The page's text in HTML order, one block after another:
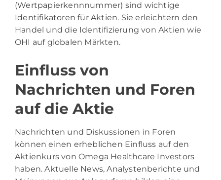
(Wertpapierkennnummer) sind wichtige
Identifikatoren für Aktien. Sie erleichtern den
Handel und die Identifizierung von Aktien wie
OHI auf globalen Märkten.
Einfluss von
Nachrichten und Foren
auf die Aktie
Nachrichten und Diskussionen in Foren
können einen erheblichen Einfluss auf den
Aktienkurs von Omega Healthcare Investors
haben. Aktuelle News, Analystenberichte und